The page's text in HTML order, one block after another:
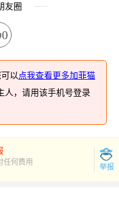
友圈
0
以 点我查看更多加菲猫
人，请用该手机号登录
任何费用
举报